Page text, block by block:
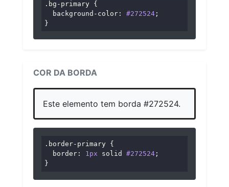
.bg-primary {
background-color : #272524 ;
}
COR DA BORDA
Este elemento tem borda #272524.
.border-primary {
border : 1px solid #272524 ;
}